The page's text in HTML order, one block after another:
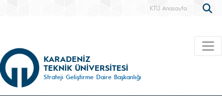
KTÜ Anasayfa
KARADENİZ
TEKNİK ÜNİVERSİTESİ
Strateji Geliştirme Daire Başkanlığı